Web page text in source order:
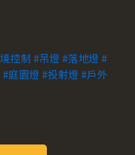
控制 #吊燈 #落地燈 #
#庭園燈 #投射燈 #戶外